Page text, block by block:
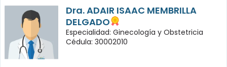
Dra. ADAIR ISAAC MEMBRILLA
DELGADO
Especialidad: Ginecología y Obstetricia
Cédula: 30002010